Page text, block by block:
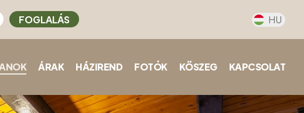
FOGLALÁS HU
ÁRAK HÁZIREND FOTÓK KŐSZEG KAPCSOLAT